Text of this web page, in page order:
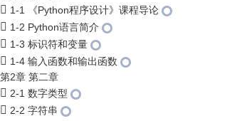
1-1 《Python程序设计》课程导论
1-2 Python语言简介
1-3 标识符和变量
1-4 输入函数和输出函数
第2章 第二章
2-1 数字类型
2-2 字符串